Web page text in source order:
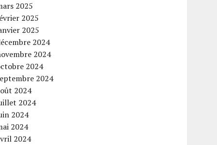
2025
2025
2025
2024
2024
2024
2024
2024
2024
2024
2024
2024